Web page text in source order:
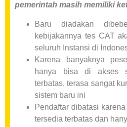
pemerintah masih memiliki
Baru diadakan
kebijakannya tes CAT
seluruh Instansi di
Karena banyaknya
hanya bisa di akses
terbatas, terasa sangat
sistem baru ini
Pendaftar dibatasi
tersedia terbatas dan